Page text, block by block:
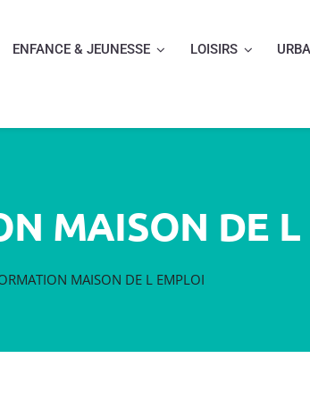
ENFANCE & JEUNESSE LOISIRS
MAISON DE
MAISON DE L EMPLOI